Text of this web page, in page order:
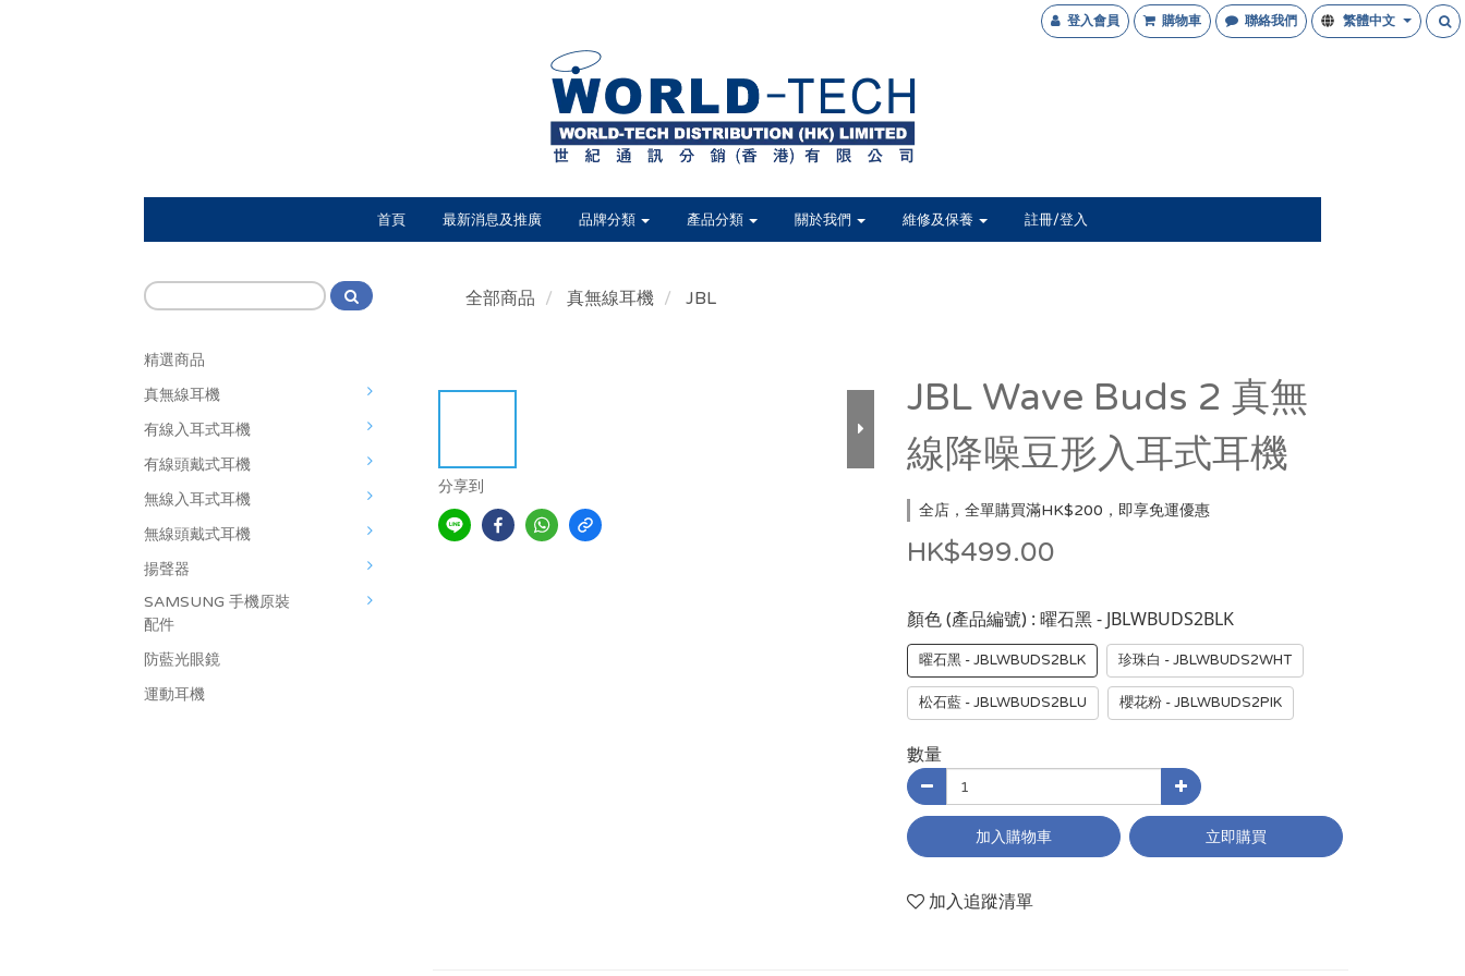
登入會員 購物車 聯絡我們 繁體中文
首頁 最新消息及推廣 品牌分類 產品分類 關於我們 維修及保養 註冊/登入
精選商品
真無線耳機
有線入耳式耳機
有線頭戴式耳機
無線入耳式耳機
無線頭戴式耳機
揚聲器
SAMSUNG 手機原裝
配件
防藍光眼鏡
運動耳機
全部商品 真無線耳機 JBL
分享到
JBL Wave Buds 2 真無
線降噪豆形入耳式耳機
全店，全單購買滿HK$200，即享免運優惠
HK$499.00
顏色 (產品編號) : 曜石黑 - JBLWBUDS2BLK
曜石黑 - JBLWBUDS2BLK 珍珠白 - JBLWBUDS2WHT
松石藍 - JBLWBUDS2BLU 櫻花粉 - JBLWBUDS2PIK
數量
加入購物車 立即購買
加入追蹤清單